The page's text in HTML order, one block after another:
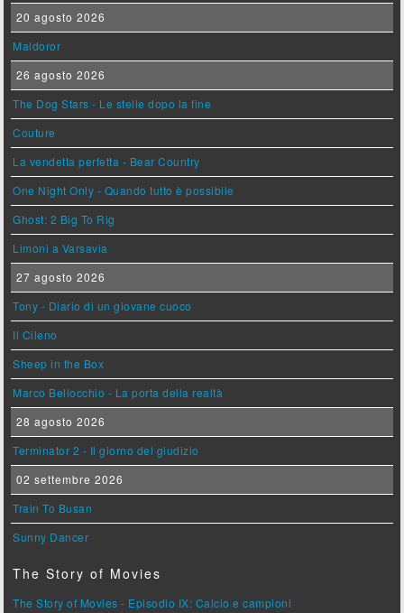
20 agosto 2026
Maldoror
26 agosto 2026
The Dog Stars - Le stelle dopo la fine
Couture
La vendetta perfetta - Bear Country
One Night Only - Quando tutto è possibile
Ghost: 2 Big To Rig
Limoni a Varsavia
27 agosto 2026
Tony - Diario di un giovane cuoco
Il Cileno
Sheep in the Box
Marco Bellocchio - La porta della realtà
28 agosto 2026
Terminator 2 - Il giorno del giudizio
02 settembre 2026
Train To Busan
Sunny Dancer
The Story of Movies
The Story of Movies - Episodio IX: Calcio e campioni